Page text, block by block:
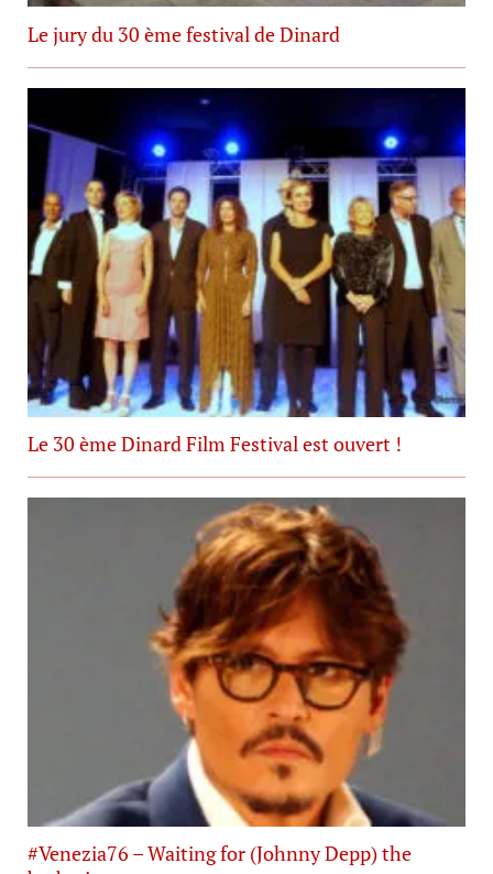
Le jury du 30 ème festival de Dinard
Le 30 ème Dinard Film Festival est ouvert !
#Venezia76 – Waiting for (Johnny Depp) the